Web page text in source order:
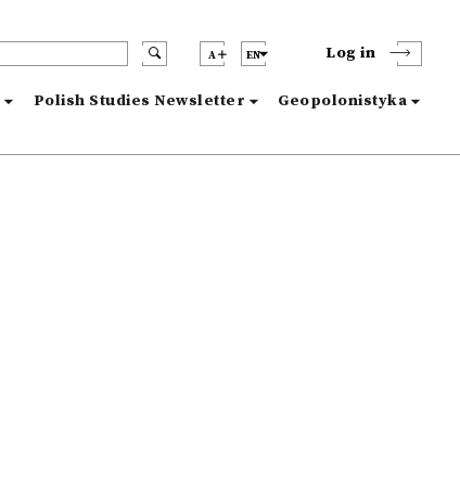
A EN Log in
Polish Studies Newsletter Geopolonistyka